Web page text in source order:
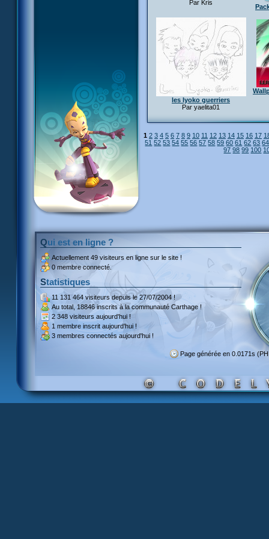
Par Kris
les lyoko guerriers
Par yaelita01
1 2 3 4 5 6 7 8 9 10 11 12 13 14 15 16 17
51 52 53 54 55 56 57 58 59 60 61 62 63 64
97 98 99 100
Qui est en ligne ?
Actuellement 49 visiteurs en ligne sur le site !
0 membre connecté.
Statistiques
11 131 464 visiteursdepuis le 27/07/2004 !
Au total, 18846 inscritsà la communauté Carthage !
2 348 visiteurs aujourd'hui !
1 membre inscrit aujourd'hui !
3 membres connectés aujourd'hui !
Page générée en 0.0171s